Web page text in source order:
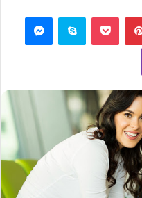
بينتيريست سكايب
ڤايبر